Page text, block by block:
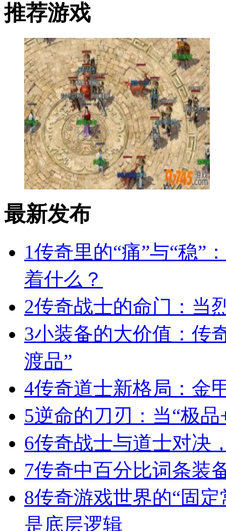
推荐游戏
最新发布
1传奇里的“痛”与“稳”
着什么？
2传奇战士的命门：当
3小装备的大价值：传
渡品”
4传奇道士新格局：金
5逆命的刀刃：当“极
6传奇战士与道士对决
7传奇中百分比词条装
8传奇游戏世界的“固
是底层逻辑